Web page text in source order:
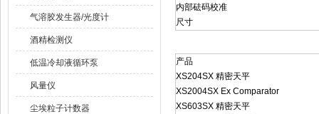
气溶胶发生器/光度计
酒精检测仪
低温冷却液循环泵
风量仪
尘埃粒子计数器
内部砝码校准
尺寸
产品
XS204SX 精密天平
XS2004SX Ex Comparator
XS603SX 精密天平